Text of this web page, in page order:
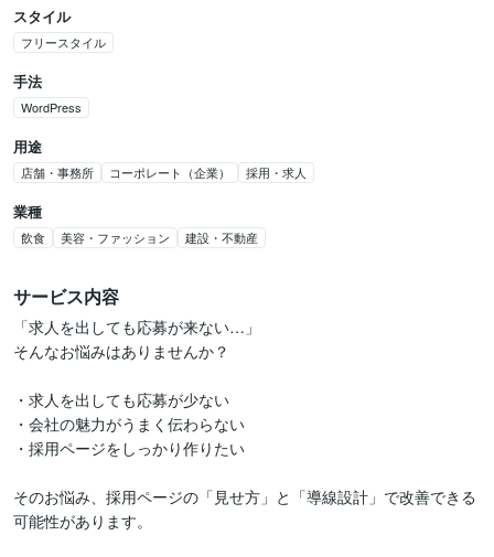
スタイル
フリースタイル
手法
WordPress
用途
店舗・事務所 コーポレート（企業） 採用・求人
業種
飲食 美容・ファッション 建設・不動産
サービス内容
「求人を出しても応募が来ない…」
そんなお悩みはありませんか？
・求人を出しても応募が少ない
・会社の魅力がうまく伝わらない
・採用ページをしっかり作りたい
そのお悩み、採用ページの「見せ方」と「導線設計」で改善できる
可能性があります。